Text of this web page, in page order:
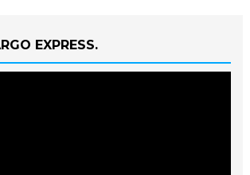
EXPRESS.